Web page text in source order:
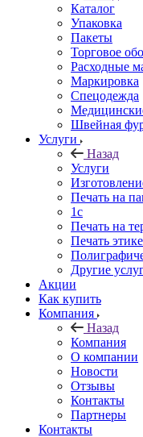
Каталог
Упаковка
Пакеты
Торговое
Расходные
Маркировка
Спецодежда
Швейная
Услуги
Назад
Услуги
Печать на
1c
Печать на
Печать
Другие
Акции
Как купить
Компания
Назад
Компания
О компании
Новости
Отзывы
Контакты
Партнеры
Контакты